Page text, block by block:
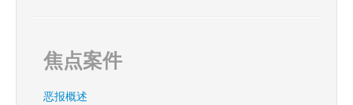
焦点案件
恶报概述